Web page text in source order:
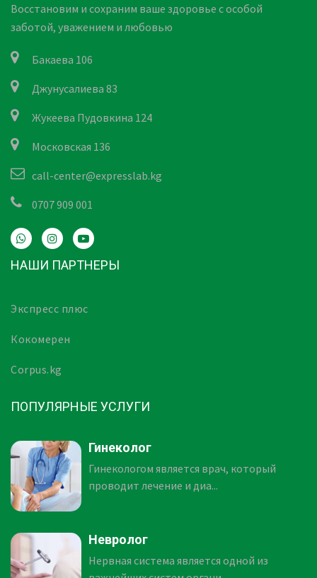
Восстановим и сохраним ваше здоровье с особой
заботой, уважением и любовью
Бакаева 106
Джунусалиева 83
Жукеева Пудовкина 124
Московская 136
call-center@expresslab.kg
0707 909 001
НАШИ ПАРТНЕРЫ
Экспресс плюс
Кокомерен
Corpus.kg
ПОПУЛЯРНЫЕ УСЛУГИ
Гинеколог
Гинекологом является врач, который
проводит лечение и диа...
Невролог
Нервная система является одной из